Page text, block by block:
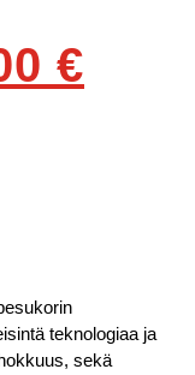
€
teknologiaa ja
sekä